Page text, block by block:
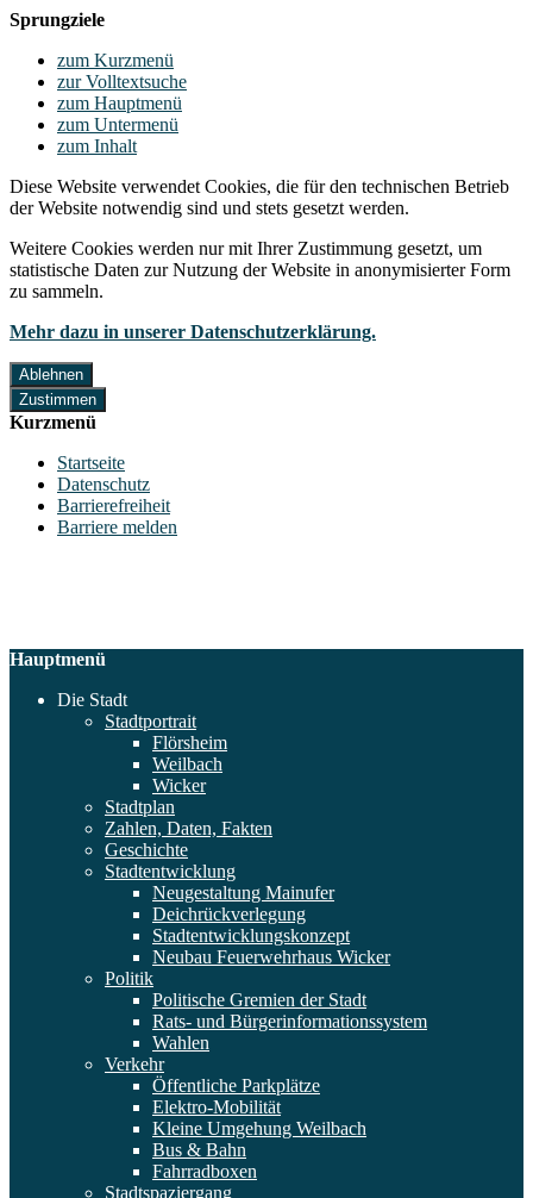
Sprungziele
zum Kurzmenü
zur Volltextsuche
zum Hauptmenü
zum Untermenü
zum Inhalt
Diese Website verwendet Cookies, die für den technischen Betrieb
der Website notwendig sind und stets gesetzt werden.
Weitere Cookies werden nur mit Ihrer Zustimmung gesetzt, um
statistische Daten zur Nutzung der Website in anonymisierter Form
zu sammeln.
Mehr dazu in unserer Datenschutzerklärung.
Ablehnen
Zustimmen
Kurzmenü
Startseite
Datenschutz
Barrierefreiheit
Barriere melden
Hauptmenü
Die Stadt
Stadtportrait
Flörsheim
Weilbach
Wicker
Stadtplan
Zahlen, Daten, Fakten
Geschichte
Stadtentwicklung
Neugestaltung Mainufer
Deichrückverlegung
Stadtentwicklungskonzept
Neubau Feuerwehrhaus Wicker
Politik
Politische Gremien der Stadt
Rats- und Bürgerinformationssystem
Wahlen
Verkehr
Öffentliche Parkplätze
Elektro-Mobilität
Kleine Umgehung Weilbach
Bus & Bahn
Fahrradboxen
Stadtspaziergang